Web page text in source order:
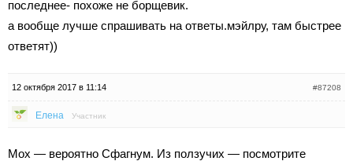
последнее- похоже не борщевик.
а вообще лучше спрашивать на ответы.мэйлру, там быстрее
ответят))
12 октября 2017 в 11:14 #87208
Елена Участник
Мох — вероятно Сфагнум. Из ползучих — посмотрите